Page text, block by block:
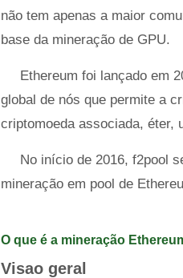
não tem apenas a maior
base da mineração de GPU.
Ethereum foi lançado em
global de nós que permite a
criptomoeda associada, éter,
No início de 2016, f2pool
mineração em pool de
O que é a mineração
Visao geral